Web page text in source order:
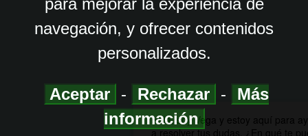
para mejorar la experiencia de
navegación, y ofrecer contenidos
personalizados.
Aceptar - Rechazar -
Más
información